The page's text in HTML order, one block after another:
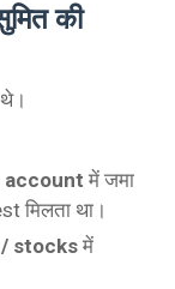
की
account में जमा
मिलता था।
stocks में